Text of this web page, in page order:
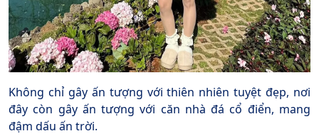
Không chỉ gây ấn tượng với thiên nhiên tuyệt đẹp, nơi
đây còn gây ấn tượng với căn nhà đá cổ điển, mang
đậm dấu ấn trời.